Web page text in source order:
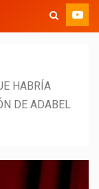
HABRÍA
DE ADABEL